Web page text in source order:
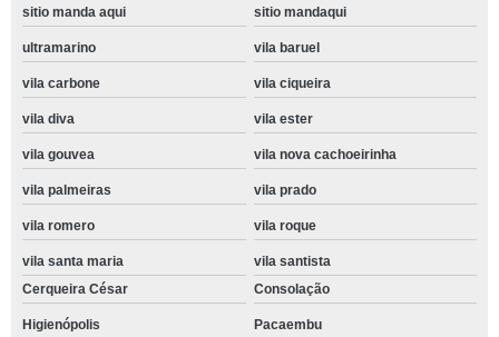
sitio manda aqui sitio mandaqui
ultramarino vila baruel
vila carbone vila ciqueira
vila diva vila ester
vila gouvea vila nova cachoeirinha
vila palmeiras vila prado
vila romero vila roque
vila santa maria
vila santista
Cerqueira César
Consolação
Higienópolis Pacaembu